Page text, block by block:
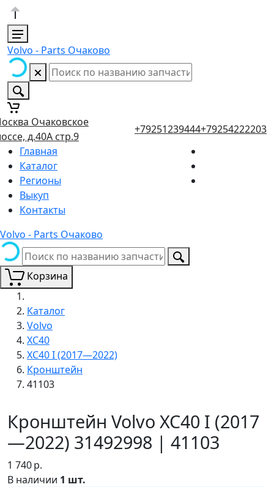
Volvo - Parts Очаково
Очаковское
д.40А стр.9
+79251239444+79254222203
Главная
Каталог
Регионы
Выкуп
Контакты
Volvo - Parts Очаково
Корзина
Каталог
Volvo
XC40
XC40 I (2017—2022)
Кронштейн
41103
Кронштейн Volvo XC40 I (2017
—2022) 31492998 | 41103
1 740р.
В наличии 1 шт.